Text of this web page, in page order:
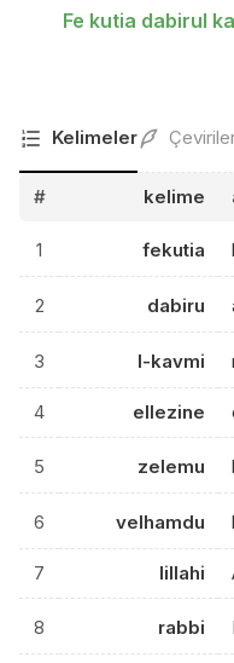
Fe kutia dabirul
Kelimeler
# kelime
1 fekutia
2 dabiru
3 l-kavmi
4 ellezine
5 zelemu
6 velhamdu
7 lillahi
8 rabbi